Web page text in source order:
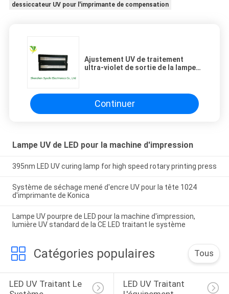
dessiccateur UV pour l'imprimante de compensation
Ajustement UV de traitement
ultra-violet de sortie de la lampe
Continuer
Lampe UV de LED pour la machine d'impression
395nm LED UV curing lamp for high speed rotary printing press
Système de séchage mené d'encre UV pour la tête 1024
d'imprimante de Konica
Lampe UV pourpre de LED pour la machine d'impression,
lumière UV standard de la CE LED traitant le système
Catégories populaires Tous
LED UV Traitant Le
LED UV Traitant